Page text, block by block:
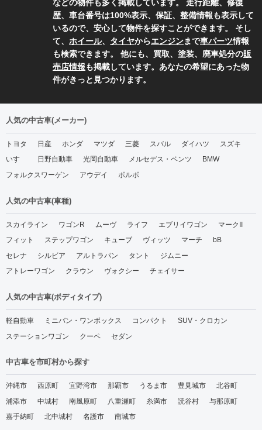
などの物件も多く掲載しています。 走行距離、修復
歴、車台番号は100%表示、保証、整備情報も表示して
いるので、安心して物件を探すことができます。 そし
て、 ホイール、 タイヤからエンジンまで車パーツ情報
も検索できます。 他にも、買取、塗装、廃車処分の販
売店情報も掲載しています。あなたの希望にあった物
件がきっと見つかります。
人気の中古車(メーカー)
トヨタ 日産 ホンダ マツダ 三菱 スバル ダイハツ
スズキ
いすゞ
日野自動車 光岡自動車 メルセデス・ベンツ
BMW
フォルクスワーゲン
アウデイ ボルボ
人気の中古車(車種)
スカイライン ワゴンR ムーヴ ライフ エブリイワゴン
マークII
フィット
ステップワゴン キューブ ヴィッツ マーチ
bB
セレナ
シルビア アルトラパン タント
ジムニー
アトレーワゴン
クラウン ヴォクシー チェイサー
人気の中古車(ボディタイプ)
軽自動車 ミニバン・ワンボックス コンパクト
SUV・クロカン
ステーションワゴン
クーペ セダン
中古車を市町村から探す
沖縄市 西原町 宜野湾市 那覇市 うるま市 豊見城市
北谷町
浦添市
中城村 南風原町 八重瀬町 糸満市 読谷村
与那原町
嘉手納町
北中城村 名護市 南城市